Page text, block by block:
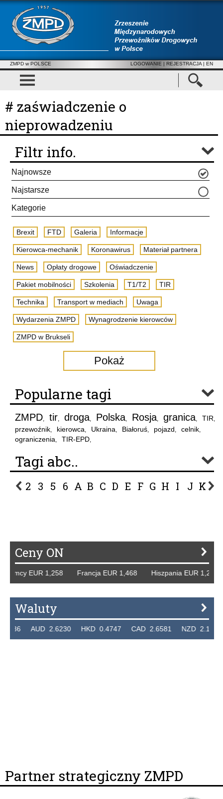
ZMPD w POLSCE LOGOWANIE | REJESTRACJA | EN
# zaświadczenie o
nieprowadzeniu
Filtr info.
Najnowsze
Najstarsze
Kategorie
Brexit FTD Galeria Informacje
Kierowca-mechanik Koronawirus Materiał partnera
News Opłaty drogowe Oświadczenie
Pakiet mobilności Szkolenia T1/T2 TIR
Technika Transport w mediach Uwaga
Wydarzenia ZMPD Wynagrodzenie kierowców
ZMPD w Brukseli
Pokaż
Popularne tagi
ZMPD, tir, droga, Polska, Rosja, granica, TIR,
przewoźnik, kierowca, Ukraina, Białoruś, pojazd, celnik,
ograniczenia, TIR-EPD,
Tagi abc..
2 3 5 6 A B C D E F G H I J K L
Ceny ON
EUR 1,258 Francja EUR 1,468 Hiszpania EUR
Waluty
AUD 2.6230 HKD 0.4747 CAD 2.6581 NZD
Partner strategiczny ZMPD